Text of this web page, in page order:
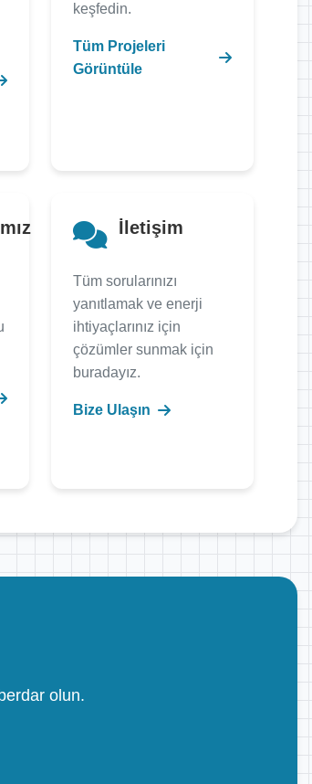
keşfedin.
Tüm Projeleri
Görüntüle
İletişim
Tüm sorularınızı
yanıtlamak ve enerji
ihtiyaçlarınız için
çözümler sunmak için
buradayız.
Bize Ulaşın
olun.